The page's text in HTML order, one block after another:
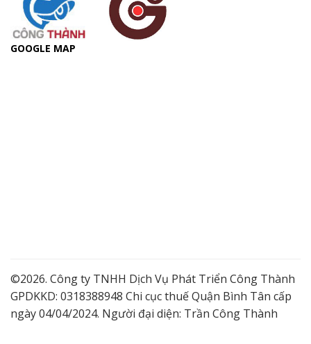
GOOGLE MAP
©2026. Công ty TNHH Dịch Vụ Phát Triển Công Thành
GPDKKD: 0318388948 Chi cục thuế Quận Bình Tân cấp
ngày 04/04/2024. Người đại diện: Trần Công Thành